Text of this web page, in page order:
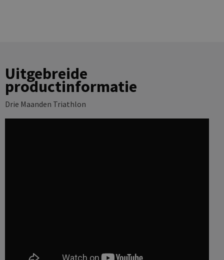
Uitgebreide
productinformatie
Drie Maanden Triathlon